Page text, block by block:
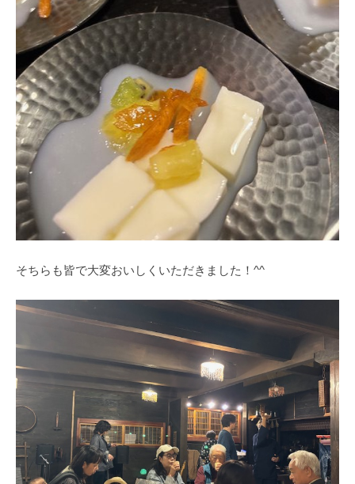
そちらも皆で大変おいしくいただきました！^^